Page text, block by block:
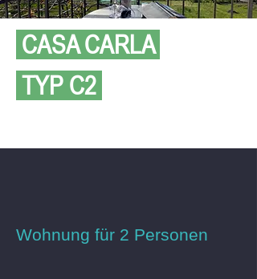
CASA CARLA
TYP C2
Wohnung für 2 Personen